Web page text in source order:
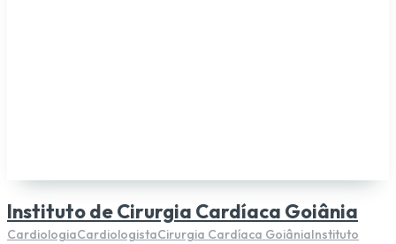
Instituto de Cirurgia Cardíaca Goiânia
CardiologiaCardiologistaCirurgia Cardíaca GoiâniaInstituto